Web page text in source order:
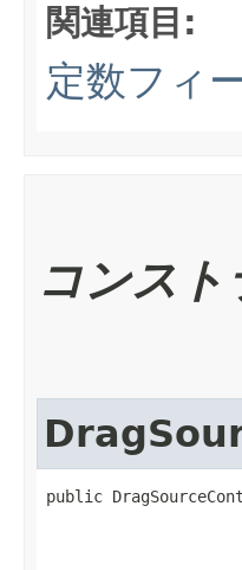
関連項目:
定数フィ
コンス
public